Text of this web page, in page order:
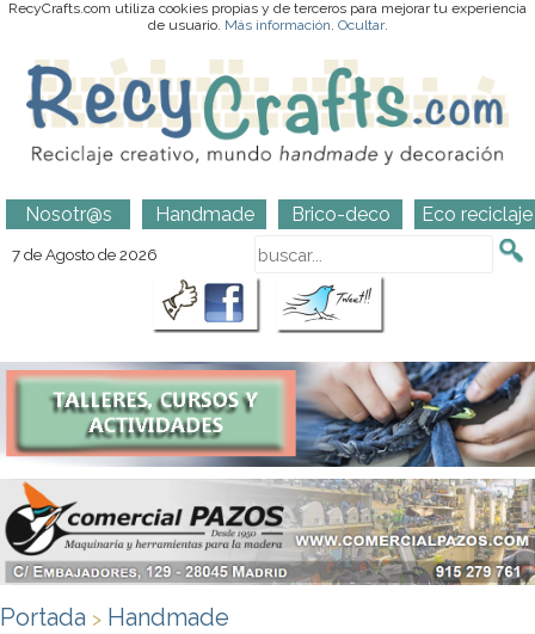
RecyCrafts.com utiliza cookies propias y de terceros para mejorar tu experiencia
de usuario. Más información. Ocultar.
Nosotr@s Handmade Brico-deco Eco reciclaje
7 de Agosto de 2026
Portada > Handmade